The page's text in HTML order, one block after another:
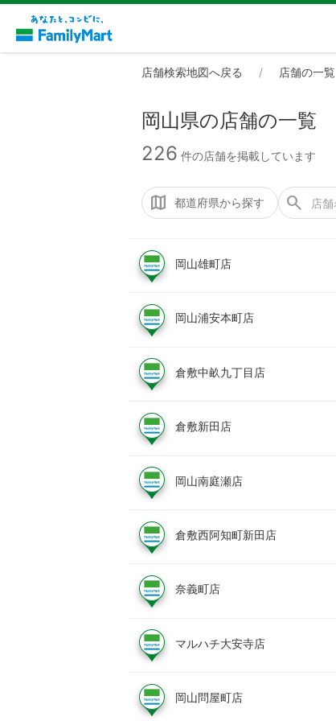
店舗検索地図へ戻る 店舗の一覧
岡山県の店舗の一覧
226 件の店舗を掲載しています
都道府県から探す
岡山雄町店
岡山浦安本町店
倉敷中畝九丁目店
倉敷新田店
岡山南庭瀬店
倉敷西阿知町新田店
奈義町店
マルハチ大安寺店
岡山問屋町店